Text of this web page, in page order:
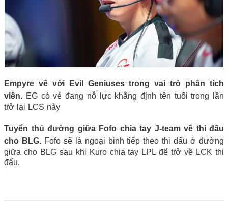
Empyre về với Evil Geniuses trong vai trò phân tích
viên. EG có vẻ đang nỗ lực khẳng định tên tuổi trong lần
trở lại LCS này
Tuyển thủ đường giữa Fofo chia tay J-team về thi đấu
cho BLG. Fofo sẽ là ngoại binh tiếp theo thi đấu ở đường
giữa cho BLG sau khi Kuro chia tay LPL để trở về LCK thi
đấu.